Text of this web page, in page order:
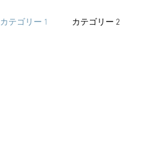
カテゴリー 1 カテゴリー 2